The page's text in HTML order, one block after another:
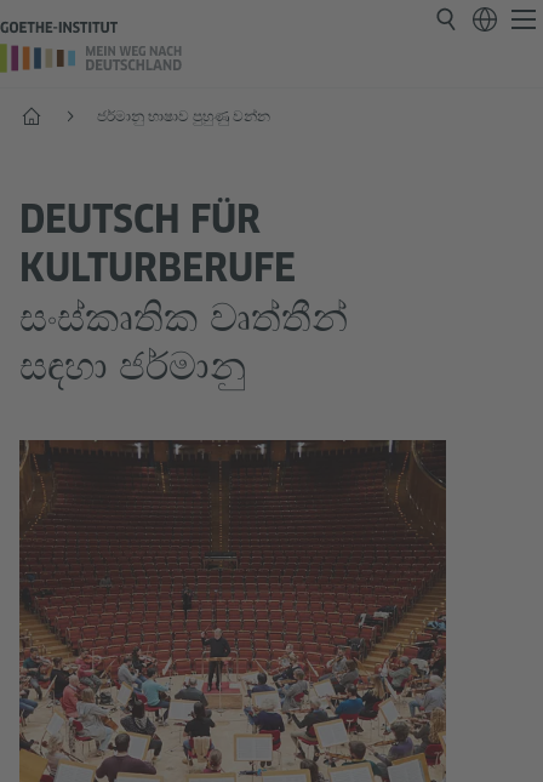
ආරම්භය ජර්මානු භාෂාව පුහුණු වන්න
DEUTSCH FÜR
KULTURBERUFE
සංස්කෘතික වෘත්තීන්
සඳහා ජර්මානු